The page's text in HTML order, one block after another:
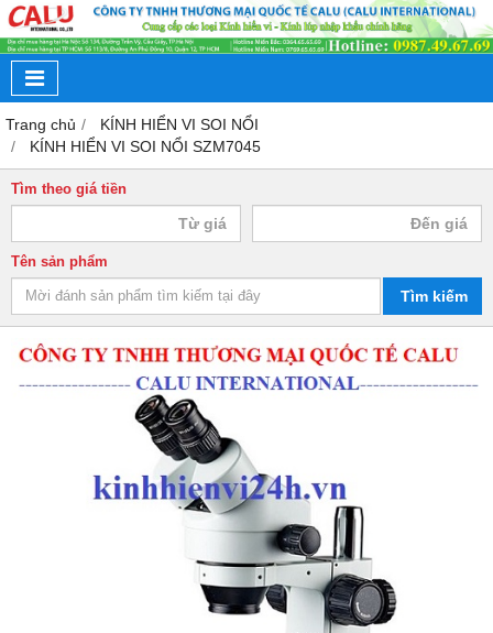
Trang chủ
KÍNH HIỂN VI SOI NỔI
KÍNH HIỂN VI SOI NỔI SZM7045
Tìm theo giá tiền
Tên sản phẩm
Tìm kiếm